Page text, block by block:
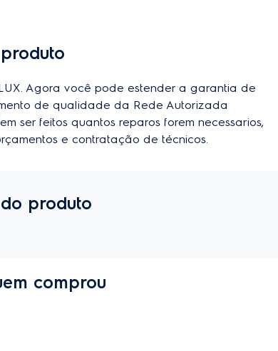
Agora você pode estender a garantia de
de qualidade da Rede Autorizada
ser feitos quantos reparos forem necessarios,
e contratação de técnicos.
produto
comprou